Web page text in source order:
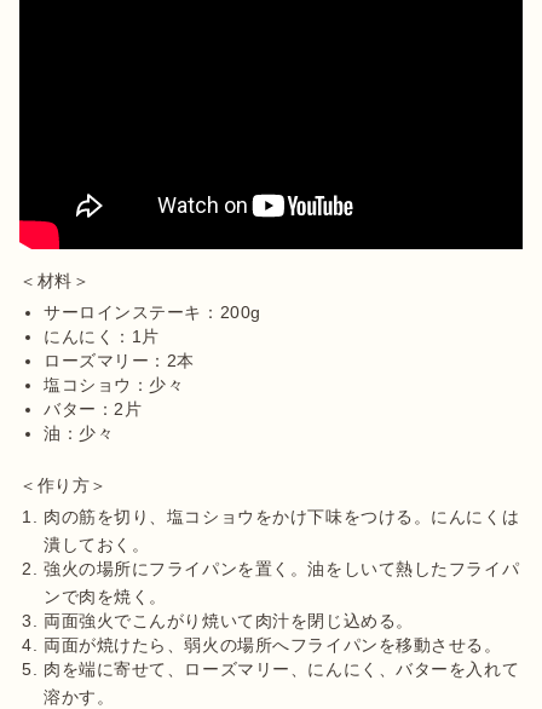
サーロインステーキ：200g
にんにく：1片
ローズマリー：2本
塩コショウ：少々
バター：2片
油：少々
肉の筋を切り、塩コショウをかけ下味をつける。にんにくは
潰しておく。
強火の場所にフライパンを置く。油をしいて熱したフライパ
ンで肉を焼く。
両面強火でこんがり焼いて肉汁を閉じ込める。
両面が焼けたら、弱火の場所へフライパンを移動させる。
肉を端に寄せて、ローズマリー、にんにく、バターを入れて
溶かす。